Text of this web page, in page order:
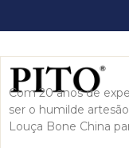
Com 20 anos de
ser o humilde
Louça Bone China